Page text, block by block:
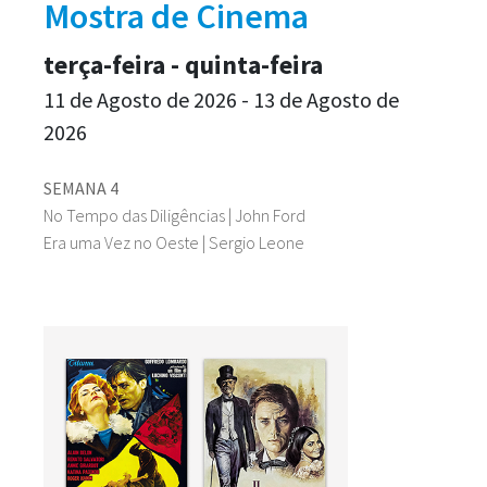
Mostra de Cinema
SEMANA 4
No Tempo das Diligências | John Ford
Era uma Vez no Oeste | Sergio Leone
terça-feira - quinta-feira
11 de Agosto de 2026 - 13 de Agosto de
2026